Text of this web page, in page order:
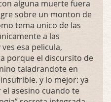
alguna muerte fuera
sobre un monton de
tema unico de las
a las
esa pelicula,
porque el discursito de
taladrandote en
y lo mejor: ya
asesino cuando te